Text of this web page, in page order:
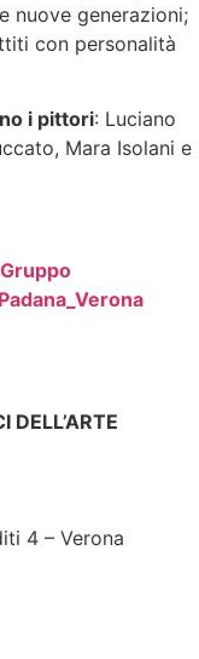
nuove generazioni;
con personalità
i pittori: Luciano
Mara Isolani e
Gruppo
DELL’ARTE
4 – Verona